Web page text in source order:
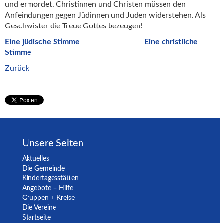
und ermordet. Christinnen und Christen müssen den
Anfeindungen gegen Jüdinnen und Juden widerstehen. Als
Geschwister die Treue Gottes bezeugen!
Eine jüdische Stimme
Eine christliche
Stimme
Zurück
Unsere Seiten
Aktuelles
Die Gemeinde
Kindertagesstätten
Angebote + Hilfe
Gruppen + Kreise
Die Vereine
Startseite